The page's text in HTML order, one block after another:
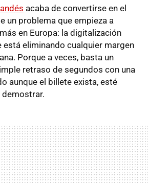
acaba de convertirse en el
un problema que empieza a
en Europa: la digitalización
eliminando cualquier margen
Porque a veces, basta un
retraso de segundos con una
aunque el billete exista, esté
demostrar.